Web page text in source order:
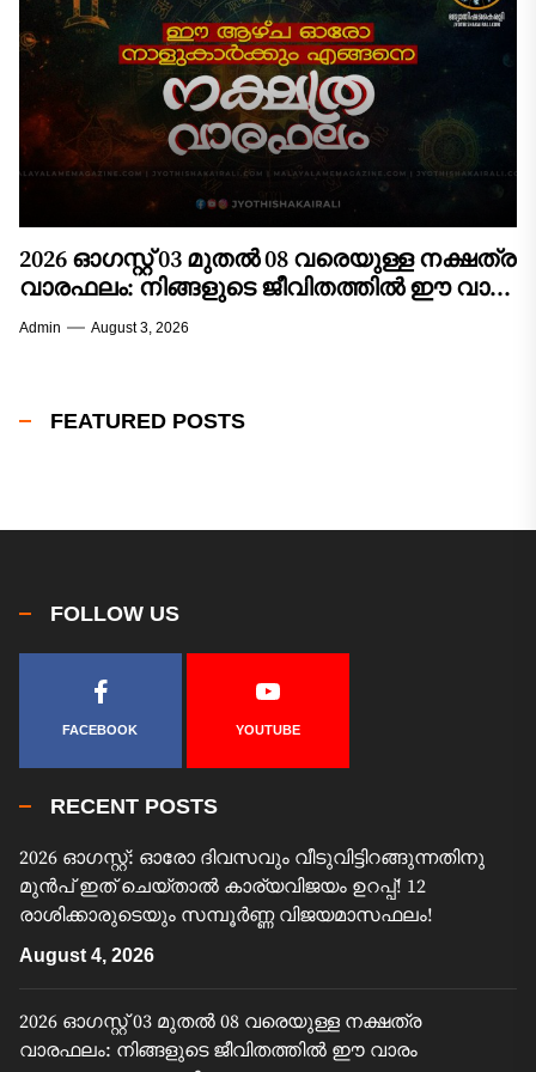
2026 ഓഗസ്റ്റ് 03 മുതൽ 08 വരെയുള്ള നക്ഷത്ര
വാരഫലം: നിങ്ങളുടെ ജീവിതത്തിൽ ഈ വാരം
വരുത്തുന്ന മാറ്റങ്ങൾ എന്തൊക്കെ?
Admin August 3, 2026
FEATURED POSTS
FOLLOW US
FACEBOOK YOUTUBE
RECENT POSTS
2026 ഓഗസ്റ്റ്: ഓരോ ദിവസവും വീടുവിട്ടിറങ്ങുന്നതിനു
മുൻപ് ഇത് ചെയ്താൽ കാര്യവിജയം ഉറപ്പ്! 12
രാശിക്കാരുടെയും സമ്പൂർണ്ണ വിജയമാസഫലം!
August 4, 2026
2026 ഓഗസ്റ്റ് 03 മുതൽ 08 വരെയുള്ള നക്ഷത്ര
വാരഫലം: നിങ്ങളുടെ ജീവിതത്തിൽ ഈ വാരം